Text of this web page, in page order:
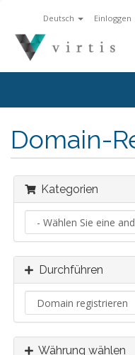
Deutsch Einloggen
Domain-
Kategorien
Durchführen
Währung wählen